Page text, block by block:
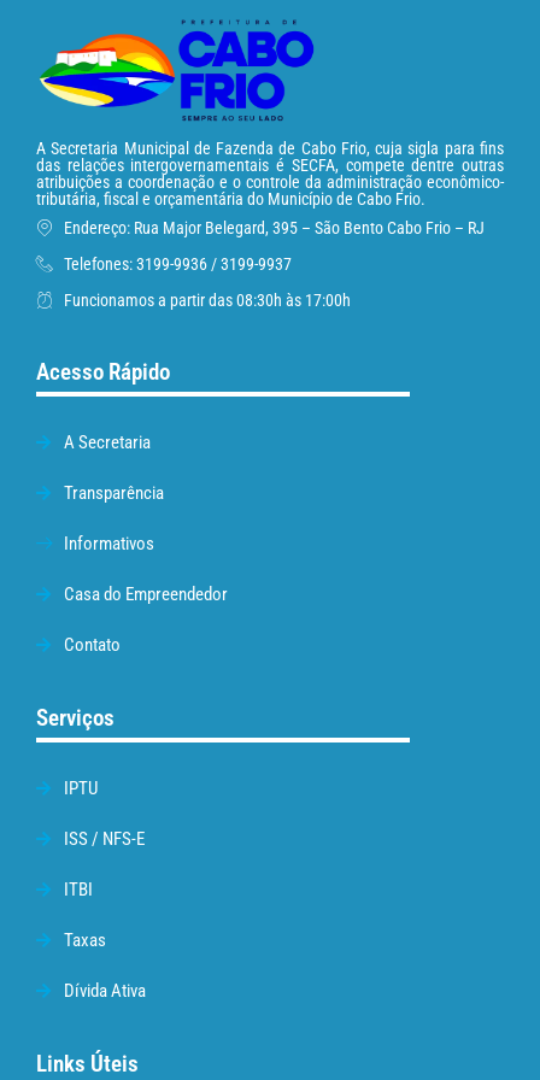
A Secretaria Municipal de Fazenda de Cabo Frio, cuja sigla para fins
das relações intergovernamentais é SECFA, compete dentre outras
atribuições a coordenação e o controle da administração econômico-
tributária, fiscal e orçamentária do Município de Cabo Frio.
Endereço: Rua Major Belegard, 395 – São Bento Cabo Frio – RJ
Telefones: 3199-9936 / 3199-9937
Funcionamos a partir das 08:30h às 17:00h
Acesso Rápido
A Secretaria
Transparência
Informativos
Casa do Empreendedor
Contato
Serviços
IPTU
ISS / NFS-E
ITBI
Taxas
Dívida Ativa
Links Úteis